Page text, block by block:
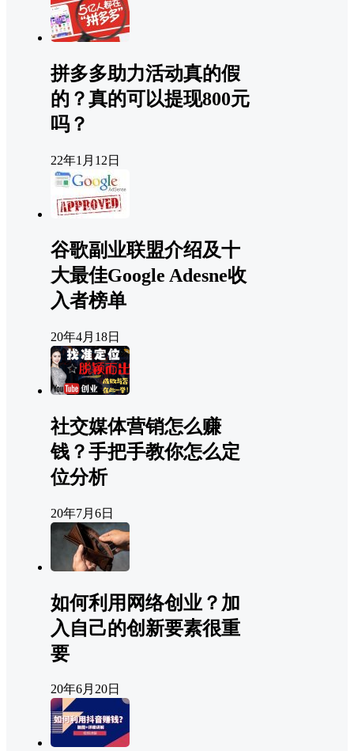
拼多多助力活动真的假
的？真的可以提现800元
吗？
22年1月12日
谷歌副业联盟介绍及十
大最佳Google Adesne收
入者榜单
20年4月18日
社交媒体营销怎么赚
钱？手把手教你怎么定
位分析
20年7月6日
如何利用网络创业？加
入自己的创新要素很重
要
20年6月20日